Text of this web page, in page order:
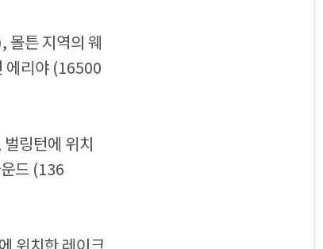
튼 지역의 웨
에리야 (16500
링턴에 위치
드 (136